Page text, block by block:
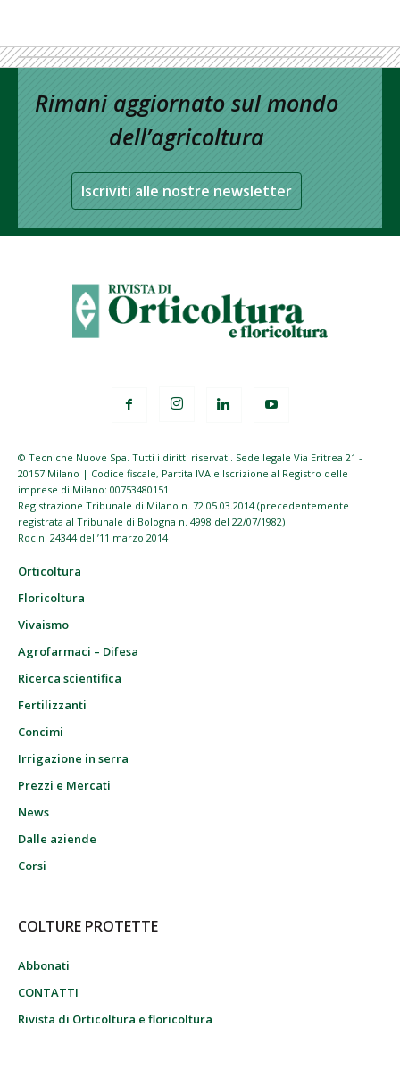
Rimani aggiornato sul mondo
dell’agricoltura
Iscriviti alle nostre newsletter
© Tecniche Nuove Spa. Tutti i diritti riservati. Sede legale Via Eritrea 21 -
20157 Milano | Codice fiscale, Partita IVA e Iscrizione al Registro delle
imprese di Milano: 00753480151
Registrazione Tribunale di Milano n. 72 05.03.2014 (precedentemente
registrata al Tribunale di Bologna n. 4998 del 22/07/1982)
Roc n. 24344 dell’11 marzo 2014
Orticoltura
Floricoltura
Vivaismo
Agrofarmaci – Difesa
Ricerca scientifica
Fertilizzanti
Concimi
Irrigazione in serra
Prezzi e Mercati
News
Dalle aziende
Corsi
COLTURE PROTETTE
Abbonati
CONTATTI
Rivista di Orticoltura e floricoltura